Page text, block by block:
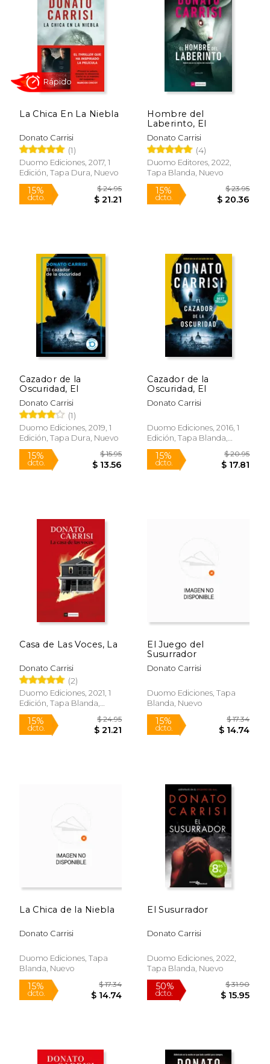
En 2017 dirigió la película La chica en la
niebla, basada en su propia novela.
La Chica En La Niebla
Donato Carrisi
(1)
Duomo Ediciones, 2017, 1
Edición, Tapa Dura, Nuevo
15%
dcto.
Rápido
Hombre del
Laberinto, El
Donato Carrisi
(4)
Duomo Editores, 2022,
Tapa Blanda, Nuevo
15%
dcto.
Cazador de la
Oscuridad, El
Donato Carrisi
(1)
Duomo Ediciones, 2019, 1
Edición, Tapa Dura, Nuevo
Cazador de la
Oscuridad, El
Donato Carrisi
Duomo Ediciones, 2016, 1
Edición, Tapa Blanda,
Nuevo
Casa de Las Voces, La
Donato Carrisi
(2)
Duomo Ediciones, 2021, 1
Edición, Tapa Blanda,
Nuevo
El Juego del
Susurrador
Donato Carrisi
Duomo Ediciones, Tapa
Blanda, Nuevo
15%
dcto.
La Chica de la Niebla
Donato Carrisi
Duomo Ediciones, Tapa
Blanda, Nuevo
El Susurrador
Donato Carrisi
Duomo Ediciones, 2022,
Tapa Blanda, Nuevo